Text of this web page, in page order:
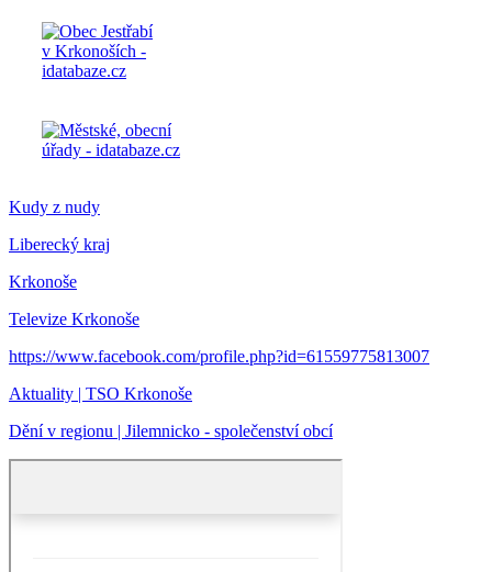
Kudy z nudy
Liberecký kraj
Krkonoše
Televize Krkonoše
https://www.facebook.com/profile.php?id=61559775813007
Aktuality | TSO Krkonoše
Dění v regionu | Jilemnicko - společenství obcí